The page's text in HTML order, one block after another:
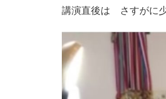
講演直後は さすがに